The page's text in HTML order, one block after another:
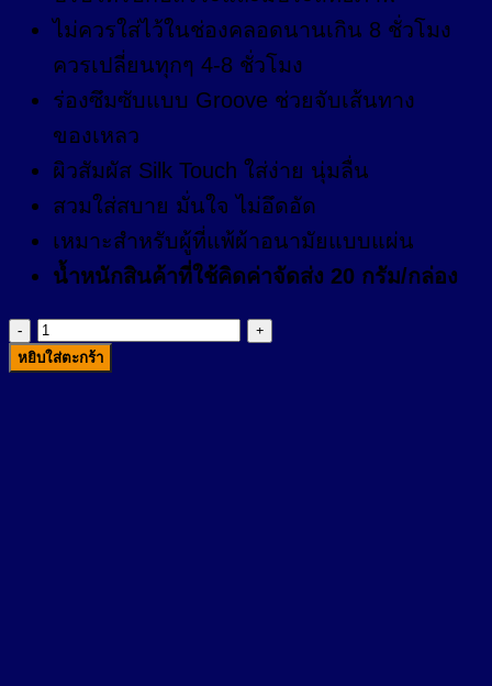
ไม่ควรใส่ไว้ในช่องคลอดนานเกิน 8 ชั่วโมง
ควรเปลี่ยนทุกๆ 4-8 ชั่วโมง
ร่องซึมซับแบบ Groove ช่วยจับเส้นทาง
ของเหลว
ผิวสัมผัส Silk Touch ใส่ง่าย นุ่มลื่น
สวมใส่สบาย มั่นใจ ไม่อึดอัด
เหมาะสำหรับผู้ที่แพ้ผ้าอนามัยแบบแผ่น
น้ำหนักสินค้าที่ใช้คิดค่าจัดส่ง 20 กรัม/กล่อง
จำนวน
ผ้า
หยิบใส่ตะกร้า